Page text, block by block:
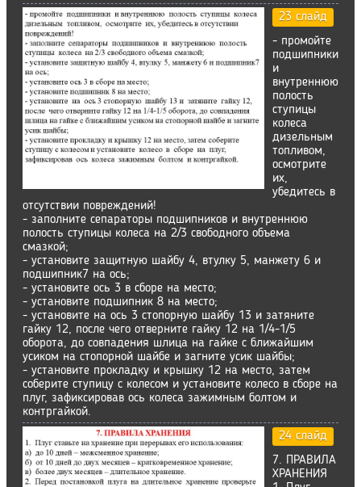
23 слайд
- промойте
подшипники
и
внутреннюю
полость
ступицы
колеса
дизельным
топливом,
осмотрите
их,
убедитесь в
отсутствии повреждений!
- заполните сепараторы подшипников и внутреннюю
полость ступицы колеса на 2/3 свободного объема
смазкой;
- установите защитную шайбу 4, втулку 5, манжету 6 и
подшипник7 на ось;
- установите ось 3 в сборе на место;
- установите подшипник 8 на место;
- установите на ось 3 стопорную шайбу 13 и затяните
гайку 12, после чего отверните гайку 12 на 1/4-1/5
оборота, до совпадения шлица на гайке с ближайшим
усиком на стопорной шайбе и загните усик шайбы;
- установите прокладку и крышку 12 на место, затем
соберите ступицу с колесом и установите колесо в сборе на
плуг, зафиксировав ось колеса зажимным болтом и
контргайкой.
24 слайд
7. ПРАВИЛА
ХРАНЕНИЯ